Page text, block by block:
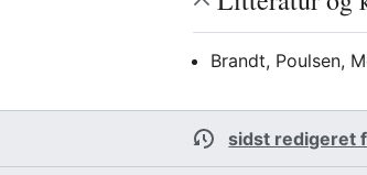
Brandt, Poulsen,
sidst redigeret